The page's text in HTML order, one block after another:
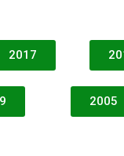
2017
2005